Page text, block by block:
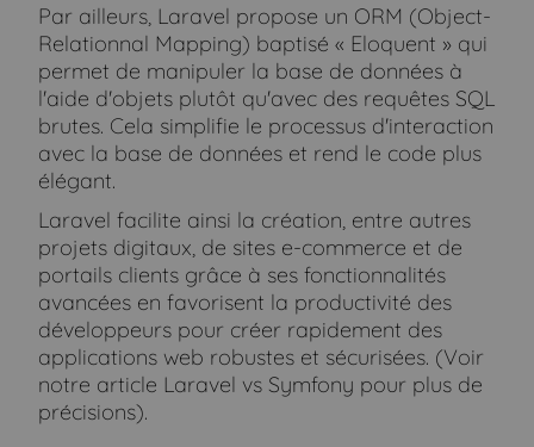
Par ailleurs, Laravel propose un ORM (Object-
Relationnal Mapping) baptisé « Eloquent » qui
permet de manipuler la base de données à
l'aide d'objets plutôt qu'avec des requêtes SQL
brutes. Cela simplifie le processus d'interaction
avec la base de données et rend le code plus
élégant.
Laravel facilite ainsi la création, entre autres
projets digitaux, de sites e-commerce et de
portails clients grâce à ses fonctionnalités
avancées en favorisent la productivité des
développeurs pour créer rapidement des
applications web robustes et sécurisées. (Voir
notre article Laravel vs Symfony pour plus de
précisions).